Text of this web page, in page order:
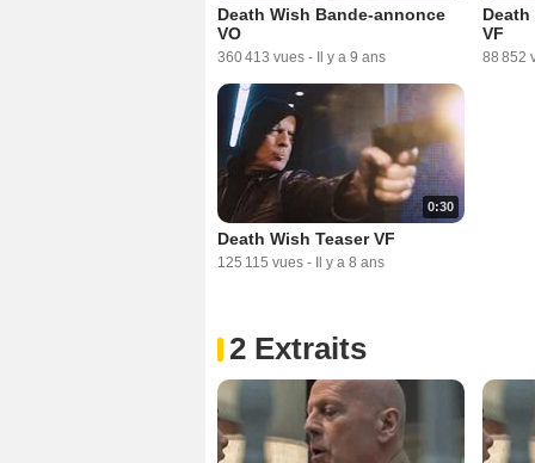
Death Wish Bande-annonce
VO
360 413 vues - Il y a 9 ans
VF
88 852
0:30
Death Wish Teaser VF
125 115 vues - Il y a 8 ans
2 Extraits